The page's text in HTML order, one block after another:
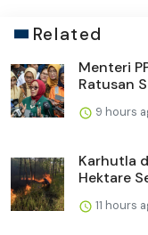
Related
Menteri
Ratusan
9 hours
Karhutla
Hektare
11 hours